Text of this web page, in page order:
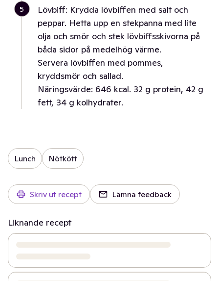
5
Lövbiff: Krydda lövbiffen med salt och
peppar. Hetta upp en stekpanna med lite
olja och smör och stek lövbiffsskivorna på
båda sidor på medelhög värme.
Servera lövbiffen med pommes,
kryddsmör och sallad.
Näringsvärde: 646 kcal. 32 g protein, 42 g
fett, 34 g kolhydrater.
Lunch Nötkött
Skriv ut recept Lämna feedback
Liknande recept